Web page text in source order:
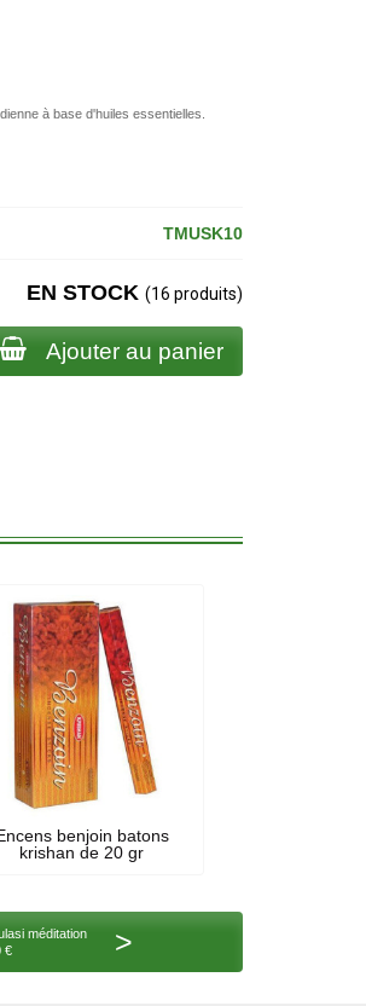
à base d'huiles essentielles.
TMUSK10
EN STOCK (16 produits)
Ajouter au panier
benjoin batons
krishan de 20 gr
méditation
€
>